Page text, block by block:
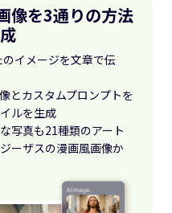
像を3通りの方法
のイメージを文章で伝
とカスタムプロンプトを
ルを生成
写真も21種類のアート
ーザスの漫画風画像か